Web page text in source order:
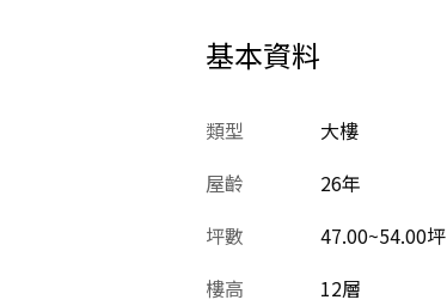
基本資料
類型
大樓
屋齡
26年
坪數
47.00~54.00坪
樓高
12層